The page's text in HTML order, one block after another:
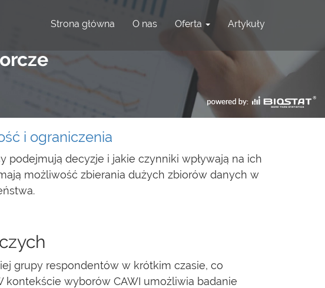
Strona główna O nas Oferta Artykuły
i ograniczenia
decyzje i jakie czynniki wpływają na ich
możliwość zbierania dużych zbiorów danych w
grupy respondentów w krótkim czasie, co
kontekście wyborów CAWI umożliwia badanie